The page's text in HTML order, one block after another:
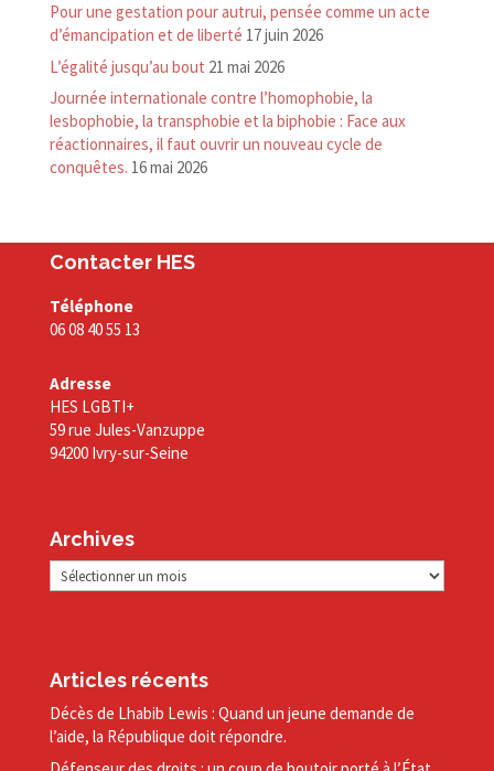
Pour une gestation pour autrui, pensée comme un acte
d’émancipation et de liberté 17 juin 2026
L’égalité jusqu’au bout 21 mai 2026
Journée internationale contre l’homophobie, la
lesbophobie, la transphobie et la biphobie : Face aux
réactionnaires, il faut ouvrir un nouveau cycle de
conquêtes. 16 mai 2026
Contacter HES
Téléphone
06 08 40 55 13
Adresse
HES LGBTI+
59 rue Jules-Vanzuppe
94200 Ivry-sur-Seine
Archives
Archives
Articles récents
Décès de Lhabib Lewis : Quand un jeune demande de
l’aide, la République doit répondre.